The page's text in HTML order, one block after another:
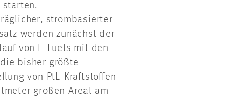
starten.
strombasierter
werden zunächst der
von E-Fuels mit den
bisher größte
von PtL-Kraftstoffen
großen Areal am